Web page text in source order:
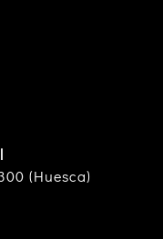
(Huesca)